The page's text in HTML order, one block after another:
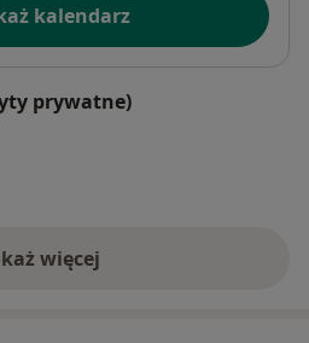
kalendarz
prywatne)
więcej
o adresie